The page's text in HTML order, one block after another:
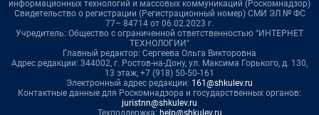
информационных технологий и массовых коммуникаций (Роскомнадзор)
Свидетельство о регистрации (Регистрационный номер) СМИ ЭЛ № ФС
77– 84714 от 06.02.2023 г.
Учредитель: Общество с ограниченной ответственностью "ИНТЕРНЕТ
ТЕХНОЛОГИИ"
Главный редактор: Сергеева Ольга Викторовна
Адрес редакции: 344002, г. Ростов-на-Дону, ул. Максима Горького, д. 130,
13 этаж, +7 (918) 50-50-161
Электронный адрес редакции: 161@shkulev.ru
Контактные данные для Роскомнадзора и государственных органов:
juristnn@shkulev.ru
Техподдержка: help@shkulev.ru